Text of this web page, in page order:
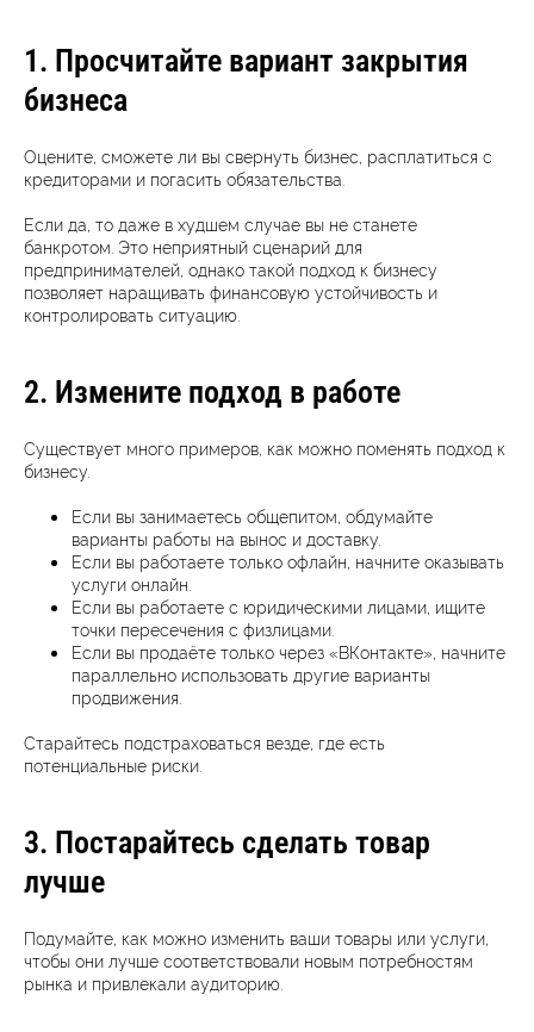
1. Просчитайте вариант закрытия
бизнеса
Оцените, сможете ли вы свернуть бизнес, расплатиться с
кредиторами и погасить обязательства.
Если да, то даже в худшем случае вы не станете
банкротом. Это неприятный сценарий для
предпринимателей, однако такой подход к бизнесу
позволяет наращивать финансовую устойчивость и
контролировать ситуацию.
2. Измените подход в работе
Существует много примеров, как можно поменять подход к
бизнесу.
Если вы занимаетесь общепитом, обдумайте
варианты работы на вынос и доставку.
Если вы работаете только офлайн, начните оказывать
услуги онлайн.
Если вы работаете с юридическими лицами, ищите
точки пересечения с физлицами.
Если вы продаёте только через «ВКонтакте», начните
параллельно использовать другие варианты
продвижения.
Старайтесь подстраховаться везде, где есть
потенциальные риски.
3. Постарайтесь сделать товар
лучше
Подумайте, как можно изменить ваши товары или услуги,
чтобы они лучше соответствовали новым потребностям
рынка и привлекали аудиторию.